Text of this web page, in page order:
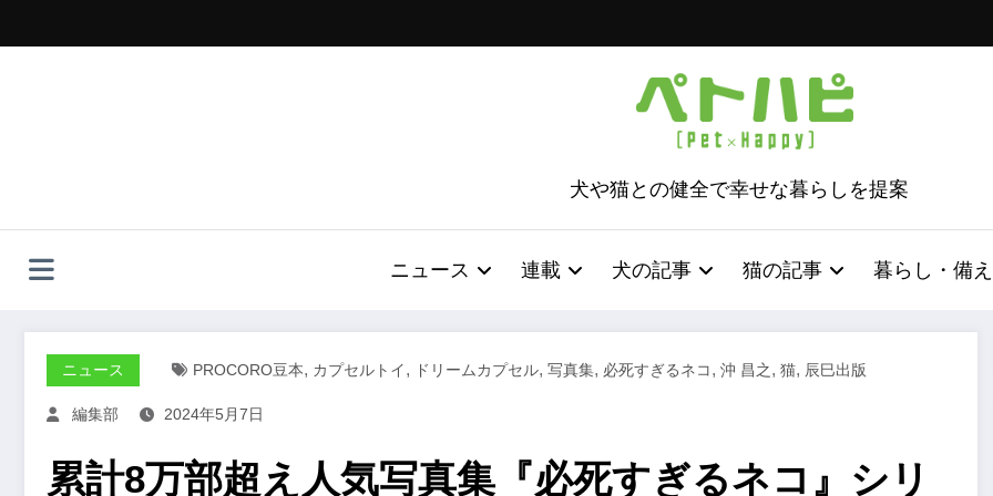
ッ
犬や猫との健全で幸せな暮らしを提案
ニュース 連載 犬の記事 猫の記事 暮らし・備え
ニュース PROCORO豆本, カプセルトイ, ドリームカプセル, 写真集, 必死すぎるネコ, 沖 昌之, 猫, 辰巳出版
編集部 2024年5月7日
累計8万部超え人気写真集『必死すぎるネコ』シリ